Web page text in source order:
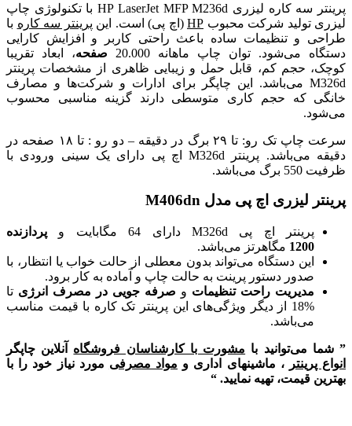
پرینتر سه کاره لیزری HP LaserJet MFP M236d با تکنولوژی چاپ
لیزری تولید شرکت محبوب HP (اچ پی) است. این پرینتر سه کاره با
طراحی و تنظیمات ساده باعث راحتی کاربر و افزایش کارایی
دستگاه می‌شود. توان چاپ ماهانه 20.000 صفحه، ابعاد تقریبا
کوچک، حجم کم، قابل حمل و زیبایی ظاهری از مشخصات پرینتر
M326d می‌باشد. این چاپگر برای ادارات و شرکت‌ها و مصارف
خانگی که حجم کاری متوسطی دارند گزینه مناسبی محسوب
می‌شود.
سرعت چاپ تک رو: تا ۲۹ برگ در دقیقه – دو رو : تا ۱۸ صفحه در
دقیقه می‌باشد. پرینتر M326d اچ پی دارای یک سینی ورودی با
ظرفیت 550 برگ می‌باشد.
پرینتر لیزری اچ پی مدل M406dn
پرینتر اچ پی M326d دارای 64 مگابایت و
پردازنده
1200 مگاهرتز می‌باشد.
این دستگاه می‌تواند بدون معطلی از حالت خواب یا انتظار، با
صدور دستور پرینت به حالت چاپ و آماده به کار برود.
مدیریت راحت تنظیمات و صرفه جویی در مصرف انرژی تا
%18 از دیگر ویژگی‌های این پرینتر تک کاره با قیمت مناسب
می‌باشد.
” شما می‌توانید با مشورت با کارشناسان فروشگاه آنلاین چاپگر
انواع پرینتر
، ماشینهای اداری و مواد مصرفی مورد نیاز خود را با
بهترین قیمت، تهیه نمایید. “